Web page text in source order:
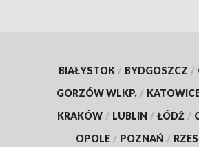
BIAŁYSTOK / BYDGOSZCZ /
GORZÓW WLKP. /
KRAKÓW / LUBLIN / ŁÓDŹ /
OPOLE / POZNAŃ /